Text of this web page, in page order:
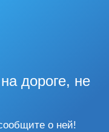
дороге, не
о ней!